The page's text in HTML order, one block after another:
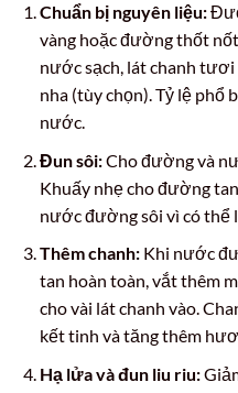
Chuẩn bị nguyên liệu:
vàng hoặc đường thốt
nước sạch, lát chanh
nha (tùy chọn). Tỷ lệ phổ
nước.
Đun sôi:Cho đường và
Khuấy nhẹ cho đường
nước đường sôi vì có thể
Thêm chanh:Khi nước
tan hoàn toàn, vắt thêm
cho vài lát chanh vào.
kết tinh và tăng thêm
Hạ lửa và đun liu riu: